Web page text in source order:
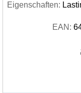
Eigenschaften:
EAN: